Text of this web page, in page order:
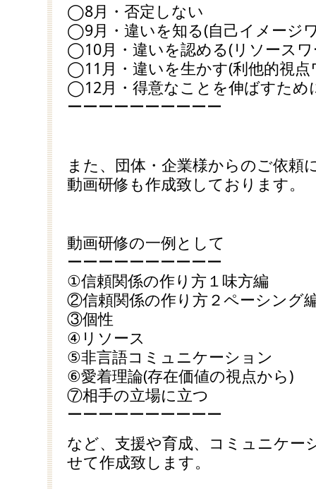
◯8月・否定しない
◯9月・違いを知る(自己イメージ
◯10月・違いを認める(リソースワ
◯11月・違いを生かす(利他的視点
◯12月・得意なことを伸ばすため
ーーーーーーーーーー
また、団体・企業様からのご依頼
動画研修も作成致しております。
動画研修の一例として
ーーーーーーーーーー
①信頼関係の作り方１味方編
②信頼関係の作り方２ペーシング
③個性
④リソース
⑤非言語コミュニケーション
⑥愛着理論(存在価値の視点から)
⑦相手の立場に立つ
ーーーーーーーーーー
など、支援や育成、コミュニケー
せて作成致します。